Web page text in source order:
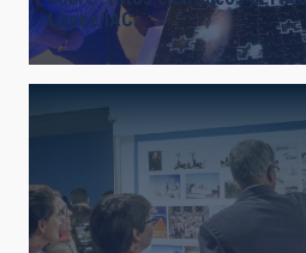
López/IAC.